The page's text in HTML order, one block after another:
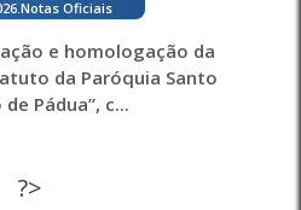
. Notas Oficiais
e homologação da
da Paróquia Santo
Pádua”, c...
?>